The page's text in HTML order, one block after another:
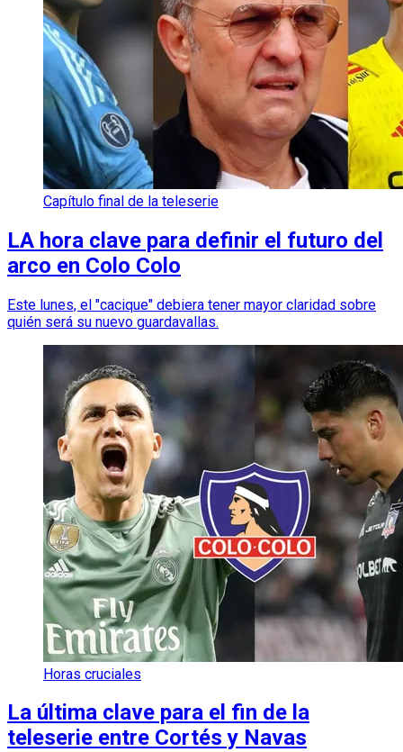
Capítulo final de la teleserie
LA hora clave para definir el futuro del
arco en Colo Colo
Este lunes, el "cacique" debiera tener mayor claridad sobre
quién será su nuevo guardavallas.
Horas cruciales
La última clave para el fin de la
teleserie entre Cortés y Navas